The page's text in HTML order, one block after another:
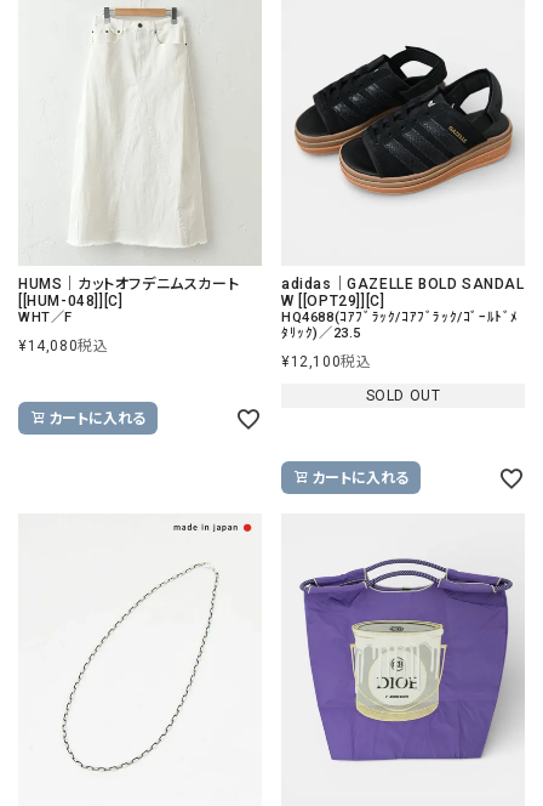
HUMS｜カットオフデニムスカート
[[HUM-048]][C]
WHT／F
¥14,080税込
カートに入れる
adidas｜GAZELLE BOLD SANDAL
W [[OPT29]][C]
HQ4688(ｺｱﾌﾞﾗｯｸ/ｺｱﾌﾞﾗｯｸ/ｺﾞｰﾙﾄﾞﾒ
ﾀﾘｯｸ)／23.5
¥12,100税込
SOLD OUT
カートに入れる